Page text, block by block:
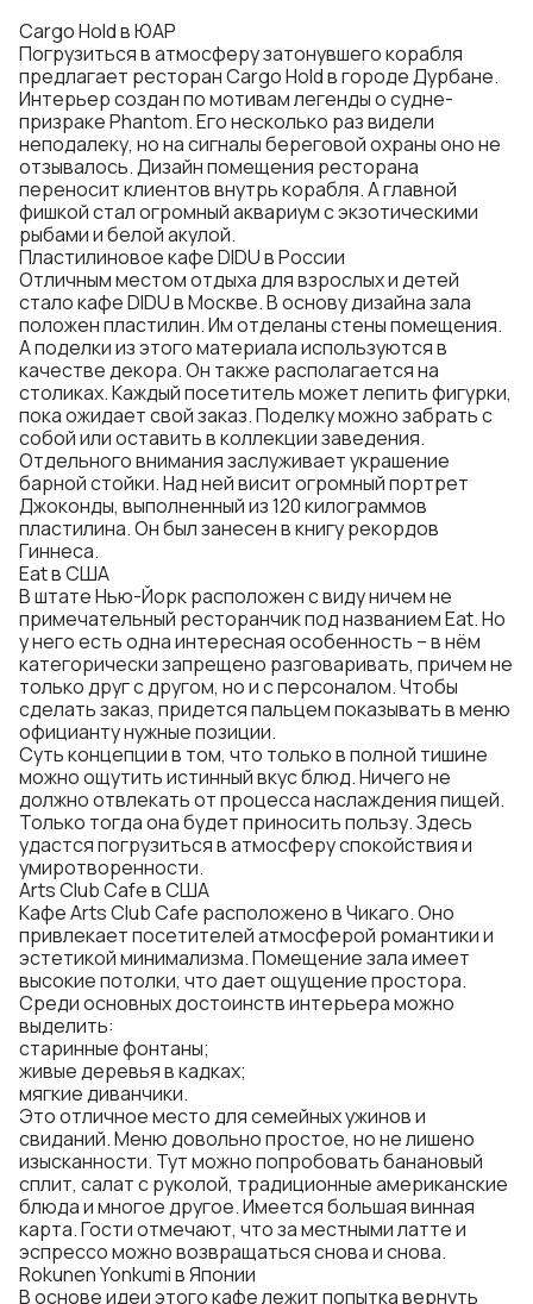
Cargo Hold в ЮАР
Погрузиться в атмосферу затонувшего корабля
предлагает ресторан Cargo Hold в городе Дурбане.
Интерьер создан по мотивам легенды о судне-
призраке Phantom. Его несколько раз видели
неподалеку, но на сигналы береговой охраны оно не
отзывалось. Дизайн помещения ресторана
переносит клиентов внутрь корабля. А главной
фишкой стал огромный аквариум с экзотическими
рыбамии белой акулой.
Пластилиновое кафе DIDU в России
Отличным местом отдыха для взрослых и детей
стало кафе DIDU в Москве. В основу дизайна зала
положен пластилин. Им отделаны стены помещения.
А поделки из этого материала используются в
качестве декора. Он также располагается на
столиках. Каждый посетитель может лепить фигурки,
пока ожидает свой заказ. Поделку можно забрать с
собой или оставить в коллекции заведения.
Отдельного внимания заслуживает украшение
барной стойки. Над ней висит огромный портрет
Джоконды, выполненный из 120 килограммов
пластилина. Он был занесен в книгу рекордов
Гиннеса.
Eat в США
В штате Нью-Йорк расположен с виду ничем не
примечательный ресторанчик под названием Eat. Но
у него есть одна интересная особенность – в нём
категорически запрещено разговаривать, причем не
только друг с другом, но и с персоналом. Чтобы
сделать заказ, придется пальцем показывать в меню
официанту нужные позиции.
Суть концепции в том, что только в полной тишине
можно ощутить истинный вкус блюд. Ничего не
должно отвлекать от процесса наслаждения пищей.
Только тогда она будет приносить пользу. Здесь
удастся погрузиться в атмосферу спокойствия и
умиротворенности.
Arts Club Cafe в США
Кафе Arts Club Cafe расположено в Чикаго. Оно
привлекает посетителей атмосферой романтики и
эстетикой минимализма. Помещение зала имеет
высокие потолки, что дает ощущение простора.
Среди основных достоинств интерьера можно
выделить:
старинные фонтаны;
живые деревья в кадках;
мягкие диванчики.
Это отличное место для семейных ужинов и
свиданий. Меню довольно простое, но не лишено
изысканности. Тут можно попробовать банановый
сплит, салат с руколой, традиционные американские
блюда и многое другое. Имеется большая винная
карта. Гости отмечают, что за местными латте и
эспрессо можно возвращаться снова и снова.
Rokunen Yonkumi в Японии
В основе идеи этого кафе лежит попытка вернуть